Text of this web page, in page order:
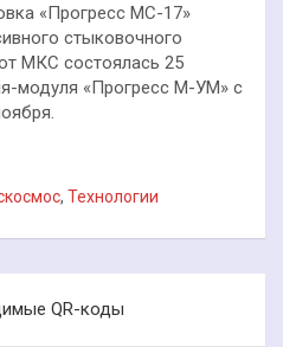
«Прогресс МС-17»
стыковочного
МКС состоялась 25
модуля «Прогресс М-УМ» с
, Технологии
QR-коды